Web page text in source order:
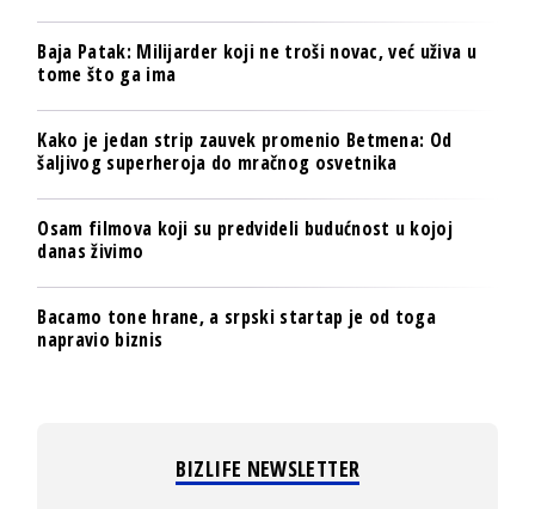
Baja Patak: Milijarder koji ne troši novac, već uživa u
tome što ga ima
Kako je jedan strip zauvek promenio Betmena: Od
šaljivog superheroja do mračnog osvetnika
Osam filmova koji su predvideli budućnost u kojoj
danas živimo
Bacamo tone hrane, a srpski startap je od toga
napravio biznis
BIZLIFE NEWSLETTER